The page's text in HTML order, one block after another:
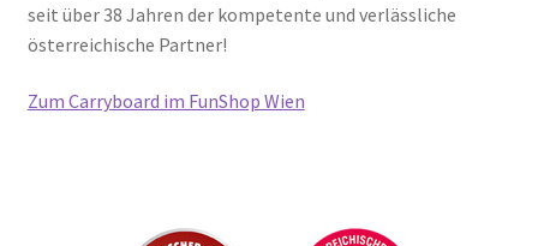
seit über 38 Jahren der kompetente und verlässliche
österreichische Partner!
Zum Carryboard im FunShop Wien